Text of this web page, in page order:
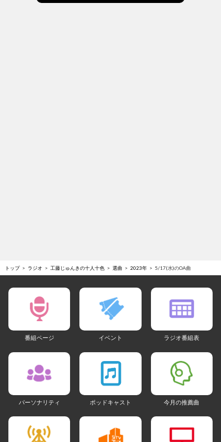
トップ ラジオ 工藤じゅんきの十人十色 選曲 2023年 5/17(水)のOA曲
番組ページ イベント ラジオ番組表
パーソナリティ ポッドキャスト 今月の推薦曲